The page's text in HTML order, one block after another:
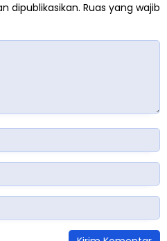
dipublikasikan. Ruas yang wajib